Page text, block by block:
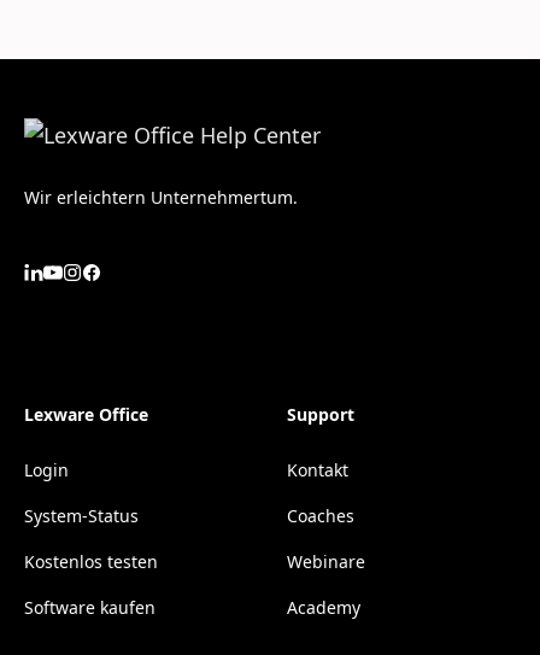
Wir erleichtern Unternehmertum.
Lexware Office
Login
System-Status
Kostenlos testen
Software kaufen
Support
Kontakt
Coaches
Webinare
Academy